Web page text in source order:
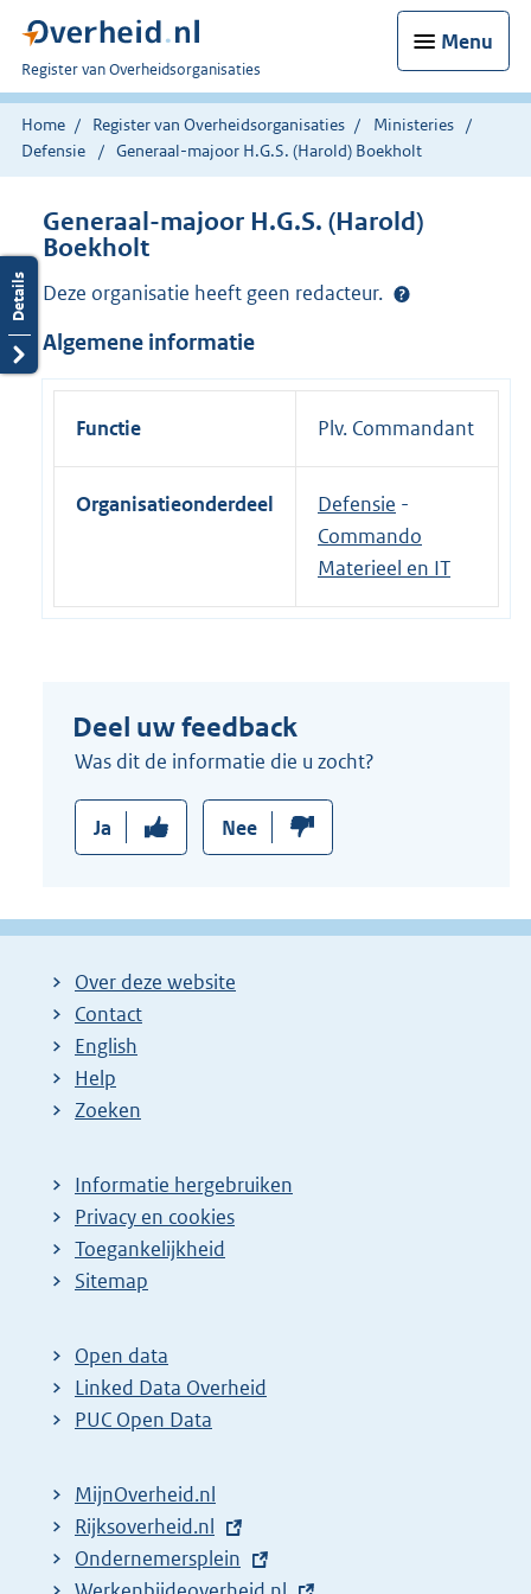
Menu
U
bent
nu
hier:
Register van Overheidsorganisaties
Home Register van Overheidsorganisaties
Ministeries
Defensie
Generaal-majoor H.G.S. (Harold) Boekholt
Generaal-majoor H.G.S. (Harold)
Boekholt
Deze organisatie heeft geen redacteur.
Algemene informatie
Functie Plv. Commandant
Organisatieonderdeel Defensie -
Commando
Materieel en IT
Deel uw feedback
Was dit de informatie die u zocht?
Ja Nee
Over deze website
Contact
English
Help
Zoeken
Informatie hergebruiken
Privacy en cookies
Toegankelijkheid
Sitemap
Open data
Linked Data Overheid
PUC Open Data
MijnOverheid.nl
E
x
Rijksoverheid.nl
E
Ondernemersplein